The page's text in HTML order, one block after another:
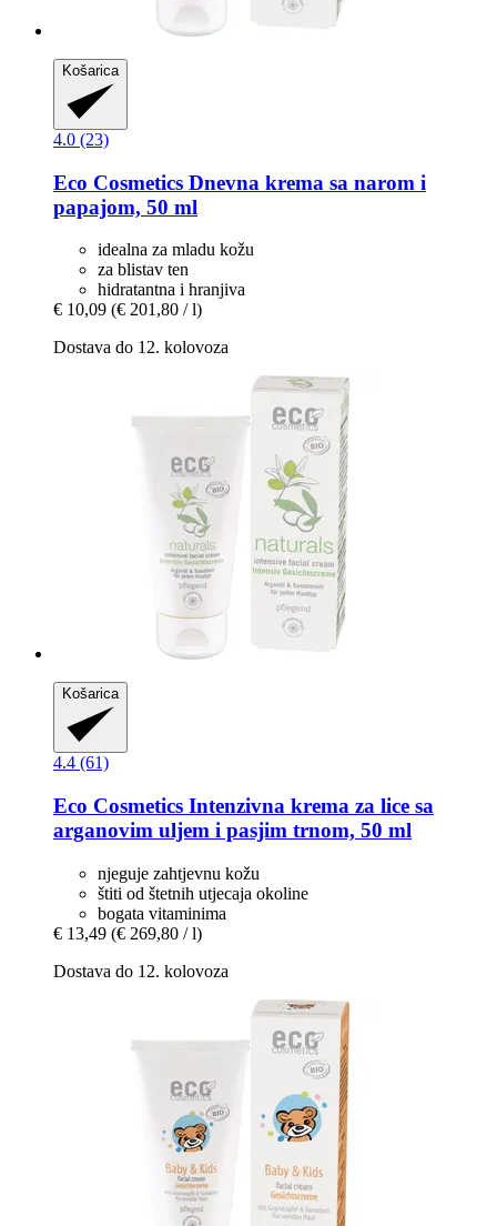
Košarica
4.0 (23)
Eco Cosmetics Dnevna krema sa narom i
papajom, 50 ml
idealna za mladu kožu
za blistav ten
hidratantna i hranjiva
€ 10,09 (€ 201,80 / l)
Dostava do 12. kolovoza
Košarica
4.4 (61)
Eco Cosmetics Intenzivna krema za lice sa
arganovim uljem i pasjim trnom, 50 ml
njeguje zahtjevnu kožu
štiti od štetnih utjecaja okoline
bogata vitaminima
€ 13,49 (€ 269,80 / l)
Dostava do 12. kolovoza